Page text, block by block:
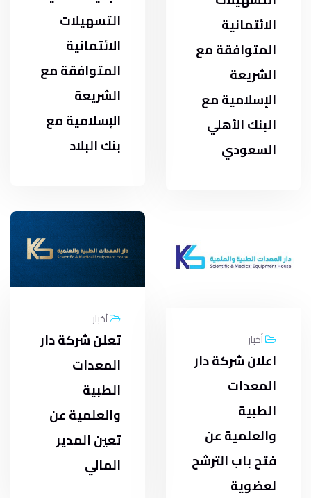
الائتمانية
المتوافقة مع
الشريعة
الإسلامية مع
البنك الأهلي
السعودي
التسهيلات
الائتمانية
المتوافقة مع
الشريعة
الإسلامية مع
بنك البلاد
أخبار
اعلان شركة دار
المعدات
الطبية
والعلمية عن
فتح باب الترشح
لعضوية
أخبار
تعلن شركة دار
المعدات
الطبية
والعلمية عن
تعين المدير
المالي